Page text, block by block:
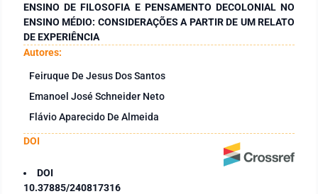
ENSINO DE FILOSOFIA E PENSAMENTO DECOLONIAL NO
ENSINO MÉDIO: CONSIDERAÇÕES A PARTIR DE UM RELATO
DE EXPERIÊNCIA
Autores:
Feiruque De Jesus Dos Santos
Emanoel José Schneider Neto
Flávio Aparecido De Almeida
DOI
DOI
10.37885/240817316